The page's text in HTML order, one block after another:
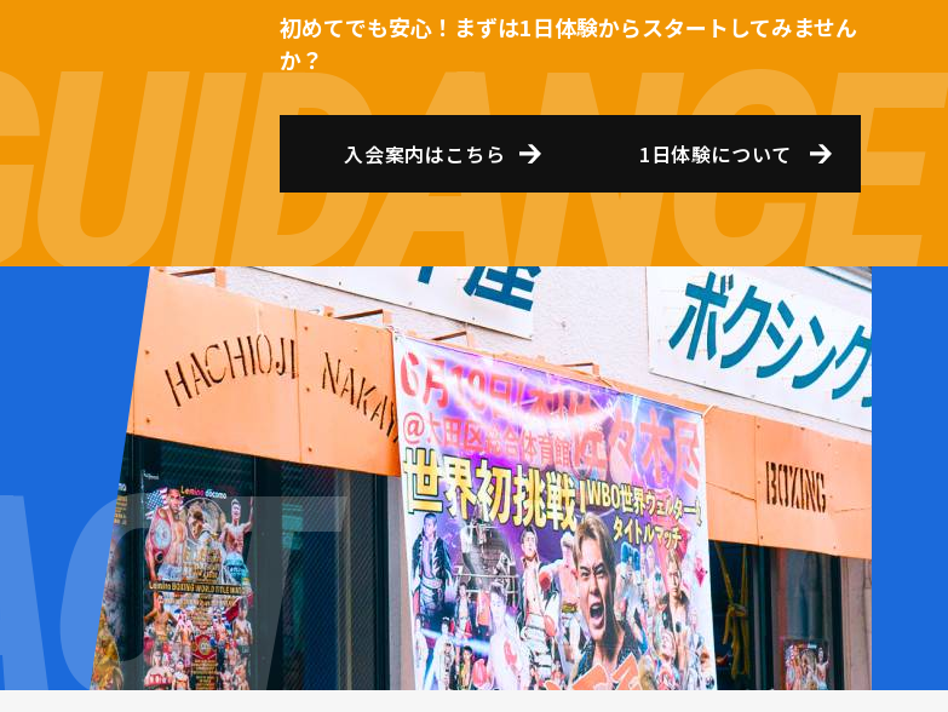
初めてでも安心！まずは1日体験からスタートしてみません
か？
入会案内はこちら 1日体験について